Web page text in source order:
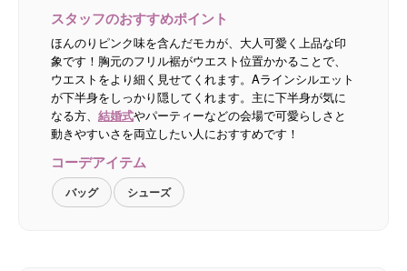
スタッフのおすすめポイント
ほんのりピンク味を含んだモカが、大人可愛く上品な印
象です！胸元のフリル裾がウエスト位置かかることで、
ウエストをより細く見せてくれます。Aラインシルエット
が下半身をしっかり隠してくれます。主に下半身が気に
なる方、 結婚式やパーティーなどの会場で可愛らしさと
動きやすいさを両立したい人におすすめです！
コーデアイテム
バッグ シューズ